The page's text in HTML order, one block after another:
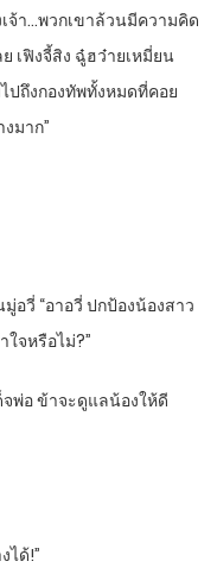
จ้า…พวกเขาล้วนมีความคิด
เฟิงจี้สิง ฉู๋ฮว๋ายเหมี่ยน
ปถึงกองทัพทั้งหมดที่คอย
มาก”
วี่ “อาอวี่ ปกป้องน้องสาว
จหรือไม่?”
พ่อ ข้าจะดูแลน้องให้ดี
ได้!”